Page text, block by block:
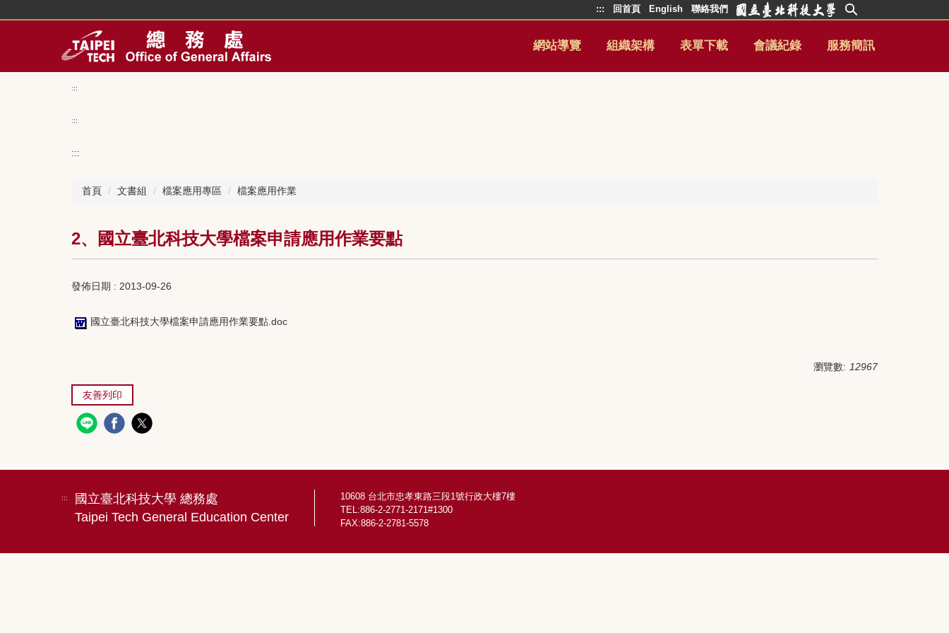
::: 回首頁 English 聯絡我們
網站導覽 組織架構 表單下載 會議紀錄 服務簡訊
:::
:::
:::
首頁 文書組 檔案應用專區 檔案應用作業
2、國立臺北科技大學檔案申請應用作業要點
發佈日期 : 2013-09-26
國立臺北科技大學檔案申請應用作業要點.doc
瀏覽數: 12967
友善列印
:::
國立臺北科技大學 總務處
Taipei Tech General Education Center
10608 台北市忠孝東路三段1號行政大樓7樓
TEL:886-2-2771-2171#1300
FAX:886-2-2781-5578